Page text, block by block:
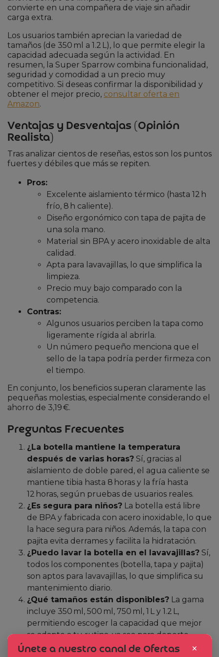
convierte en una compañera de viaje sin añadir
carga extra.
Los usuarios también aprecian la variedad de
tamaños (de 350 ml a 1.2 L), lo que permite elegir la
capacidad adecuada según la actividad. En
resumen, la Super Sparrow combina funcionalidad,
seguridad y comodidad a un precio muy
competitivo. Si deseas confirmar la disponibilidad y
obtener el mejor precio, consultar oferta en
Amazon.
Ventajas y Desventajas (Opinión
Realista)
Tras analizar cientos de reseñas, estos son los puntos
fuertes y débiles que más se repiten.
Pros:
Excelente aislamiento térmico (hasta 12 h
frío, 8 h caliente).
Diseño ergonómico con tapa de pajita de
una sola mano.
Material sin BPA y acero inoxidable de alta
calidad.
Apta para lavavajillas, lo que simplifica la
limpieza.
Precio muy bajo comparado con la
competencia.
Contras:
Algunos usuarios perciben la tapa como
ligeramente rígida al abrirla.
Un número pequeño menciona que el
sello de la tapa podría perder firmeza con
el tiempo.
En conjunto, los beneficios superan claramente las
pequeñas molestias, especialmente considerando el
ahorro de 3,19 €.
Preguntas Frecuentes
¿La botella mantiene la temperatura
después de varias horas? Sí, gracias al
aislamiento de doble pared, el agua caliente se
mantiene tibia hasta 8 horas y la fría hasta
12 horas, según pruebas de usuarios reales.
¿Es segura para niños? La botella está libre
de BPA y fabricada con acero inoxidable, lo que
la hace segura para niños. Además, la tapa con
pajita evita derrames y facilita la hidratación.
¿Puedo lavar la botella en el lavavajillas? Sí,
todos los componentes (botella, tapa y pajita)
son aptos para lavavajillas, lo que simplifica su
mantenimiento diario.
¿Qué tamaños están disponibles? La gama
incluye 350 ml, 500 ml, 750 ml, 1 L y 1.2 L,
permitiendo escoger la capacidad que mejor
se adapte a tu rutina, ya sea para deporte,
escuela o viajes.
×
Únete a nuestro canal de Ofertas